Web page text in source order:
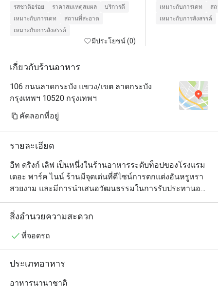
We think it gives the Thailand food a
high standard. We love all the food
and the service there.
We will visit the restaurant again
รสชาติอร่อย ราคาสมเหตุสมผล
บริการดี
เหมาะกับการเดท
สถานที่สะอาด
เหมาะกับการสังสรรค์
มีประโยชน์ (0)
เหมาะกับการเดท
ส
เหมาะกับการสังสรรค์
เกี่ยวกับร้านอาหาร
106 ถนนลาดกระบัง แขวง/เขต ลาดกระบัง
กรุงเทพฯ 10520 กรุงเทพฯ
คัดลอกที่อยู่
รายละเอียด
อีท ดริงก์ เลิฟ เป็นหนึ่งในร้านอาหารระดับท็อปของโรงแรม
เดอะ พาร์ค ไนน์ ร้านมีจุดเด่นที่ดีไซน์การตกแต่งอันหรูหรา
สวยงาม และมีการนำเสนอวัฒนธรรมในการรับประทานอา
หารแบบไฮบริด ซึ่งเต็มไปด้วยลูกเล่นที่ผสมผสานทั้งความ
ใส่ใจ รสชาติ และเทคนิคในการปรุงที่คัดสรรมาเป็นอย่างดี
ทางร้านยังมีเมนูคอมฟอร์ตฟู้ดนานาชาติที่โดดเด่นมาก โด
นอกจากนี้ บรั๊นช์และอาฟเตอร์นูนทีก็เป็นสิ่งที่ไม่ควรพลาด
สิ่งอำนวยความสะดวก
ที่จอดรถ
ประเภทอาหาร
อาหารนานาชาติ